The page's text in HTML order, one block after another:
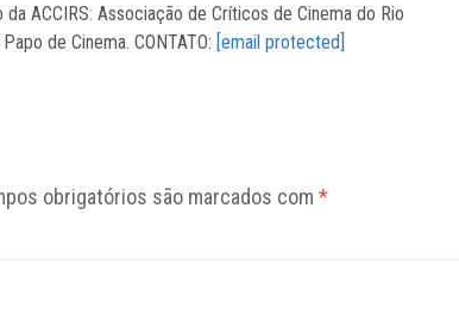
ACCIRS: Associação de Críticos de Cinema do Rio
de Cinema. CONTATO: [email protected]
obrigatórios são marcados com *